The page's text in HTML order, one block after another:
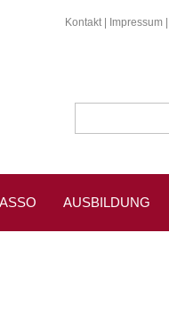
Kontakt| Impressum
AUSBILDUNG